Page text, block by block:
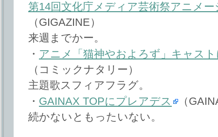
第14回文化庁メディア芸術祭アニメ
（GIGAZINE）
来週までかー。
・ アニメ「猫神やおよろず」キャス
（コミックナタリー）
主題歌スフィアフラグ。
・ GAINAX TOPにプレアデス
（
続かないともったいない。